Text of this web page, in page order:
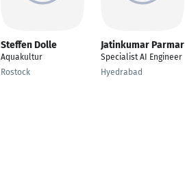
Steffen Dolle
Aquakultur
Rostock
Jatinkumar Parmar
Specialist AI Engineer
Hyedrabad